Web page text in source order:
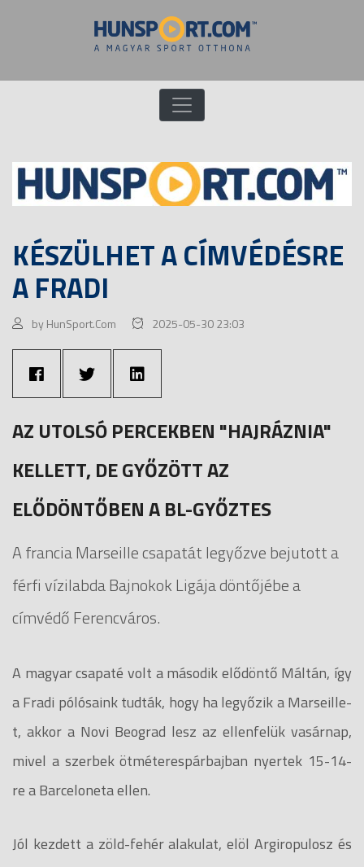
KÉSZÜLHET A CÍMVÉDÉSRE
A FRADI
by HunSport.Com 2025-05-30 23:03
AZ UTOLSÓ PERCEKBEN "HAJRÁZNIA"
KELLETT, DE GYŐZÖTT AZ
ELŐDÖNTŐBEN A BL-GYŐZTES
A francia Marseille csapatát legyőzve bejutott a
férfi vízilabda Bajnokok Ligája döntőjébe a
címvédő Ferencváros.
A magyar csapaté volt a második elődöntő Máltán, így
a Fradi pólósaink tudták, hogy ha legyőzik a Marseille-
t, akkor a Novi Beograd lesz az ellenfelük vasárnap,
mivel a szerbek ötméterespárbajban nyertek 15-14-
re a Barceloneta ellen.
Jól kezdett a zöld-fehér alakulat, elöl Argiropulosz és